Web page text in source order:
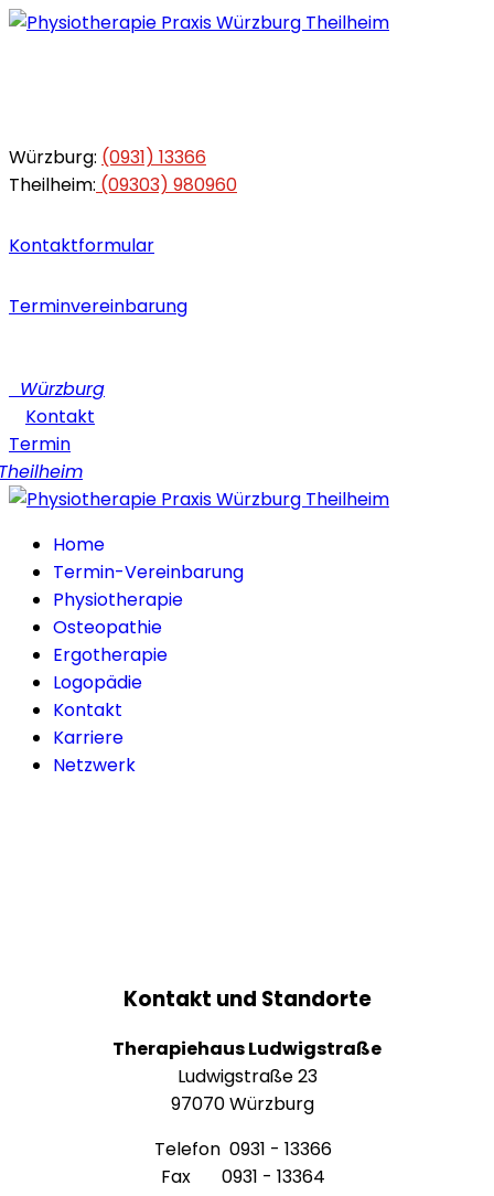
Würzburg: (0931) 13366
Theilheim: (09303) 980960
Kontaktformular
Terminvereinbarung
Würzburg
Kontakt
Termin
Home
Termin-Vereinbarung
Physiotherapie
Osteopathie
Ergotherapie
Logopädie
Kontakt
Karriere
Netzwerk
Kontakt und Standorte
Therapiehaus Ludwigstraße
Ludwigstraße 23
97070 Würzburg
Telefon 0931 - 13366
Fax 0931 - 13364